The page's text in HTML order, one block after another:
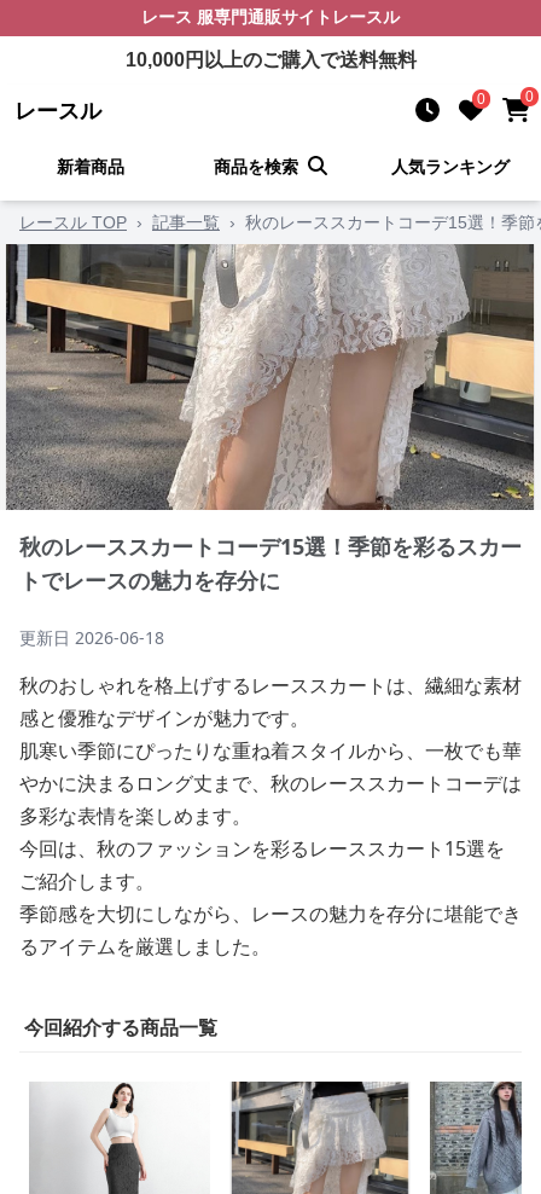
レース 服専門通販サイト レースル
10,000円以上のご購入で送料無料
レースル 0 0
新着商品 商品を検索 人気ランキング
レースル TOP › 記事一覧 › 秋のレーススカートコーデ15選！季
秋のレーススカートコーデ15選！季節を彩るスカー
トでレースの魅力を存分に
更新日 2026-06-18
秋のおしゃれを格上げするレーススカートは、繊細な素材
感と優雅なデザインが魅力です。
肌寒い季節にぴったりな重ね着スタイルから、一枚でも華
やかに決まるロング丈まで、秋のレーススカートコーデは
多彩な表情を楽しめます。
今回は、秋のファッションを彩るレーススカート15選を
ご紹介します。
季節感を大切にしながら、レースの魅力を存分に堪能でき
るアイテムを厳選しました。
今回紹介する商品一覧